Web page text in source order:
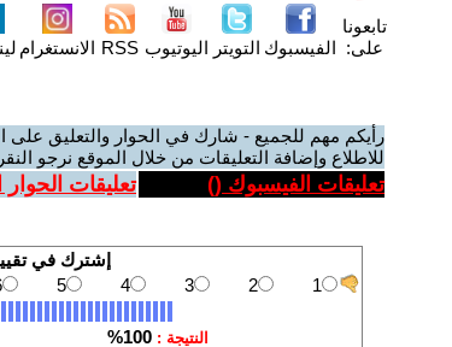
تابعونا
على: الفيسبوك التويتر اليوتيوب RSS الانستغرام
رأيكم مهم للجميع - شارك في الحوار والتعليق على
للاطلاع وإضافة التعليقات من خلال الموقع نرجو
تعليقات الفيسبوك () تعليقات